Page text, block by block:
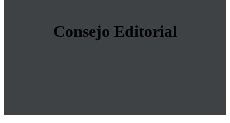
Consejo Editorial